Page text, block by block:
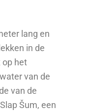
lang en
in de
op het
van de
van de
Šum, een